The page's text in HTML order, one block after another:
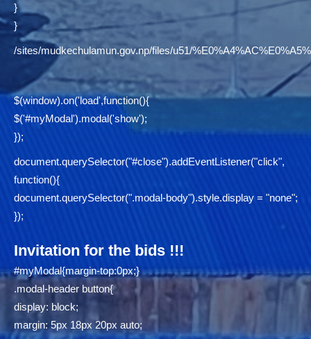
}
}
/sites/mudkechulamun.gov.np/files/u51/
$(window).on('load',function(){
$('#myModal').modal('show');
});
document.querySelector("#close").addEventListener("click",
function(){
document.querySelector(".modal-body").style.display = "none";
});
Invitation for the bids !!!
#myModal{margin-top:0px;}
.modal-header button{
display: block;
margin: 5px 18px 20px auto;